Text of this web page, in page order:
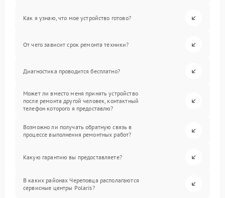
Как я узнаю, что мое устройство готово?
От чего зависит срок ремонта техники?
Диагностика проводится бесплатно?
Может ли вместо меня принять устройство
после ремонта другой человек, контактный
телефон которого я предоставлю?
Возможно ли получать обратную связь в
процессе выполнения ремонтных работ?
Какую гарантию вы предоставляете?
В каких районах Череповца располагаются
сервисные центры Polaris?